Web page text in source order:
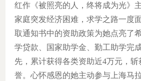
红作《被照亮的人，终将成为光》
家庭突发经济困难，求学之路一度
取通知书中的资助政策为她点亮了
学贷款、国家助学金、勤工助学完
先，累计获得各类资助近4万元，斩
誉。心怀感恩的她主动参与上海马